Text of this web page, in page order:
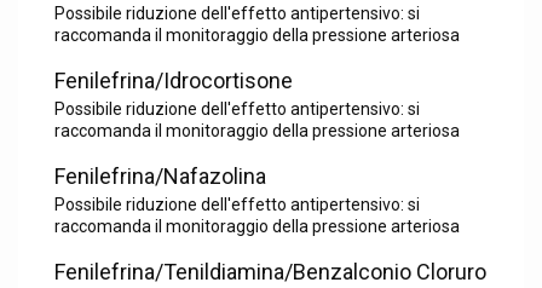
Possibile riduzione dell'effetto antipertensivo: si
raccomanda il monitoraggio della pressione arteriosa
Fenilefrina/Idrocortisone
Possibile riduzione dell'effetto antipertensivo: si
raccomanda il monitoraggio della pressione arteriosa
Fenilefrina/Nafazolina
Possibile riduzione dell'effetto antipertensivo: si
raccomanda il monitoraggio della pressione arteriosa
Fenilefrina/Tenildiamina/Benzalconio Cloruro